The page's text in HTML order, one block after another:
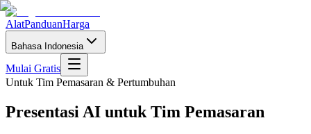
AlatPanduanHarga
Bahasa Indonesia
Mulai Gratis
Untuk Tim Pemasaran & Pertumbuhan
Presentasi AI untuk Tim Pemasaran